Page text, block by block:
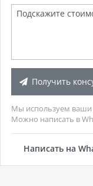
Получить
Мы используем ваши
Можно написать в
Написать на